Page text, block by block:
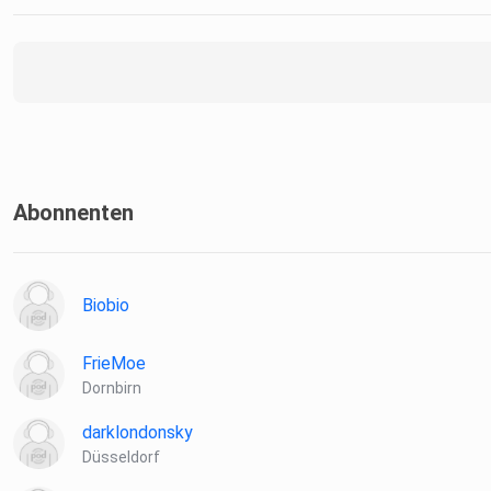
Abonnenten
Biobio
FrieMoe
Dornbirn
darklondonsky
Düsseldorf